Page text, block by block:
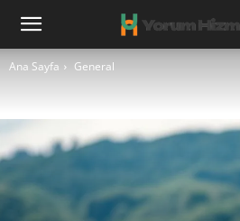
Ana Sayfa General